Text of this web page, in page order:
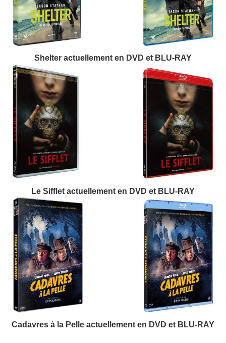
Shelter actuellement en DVD et BLU-RAY
Le Sifflet actuellement en DVD et BLU-RAY
Cadavres à la Pelle actuellement en DVD et BLU-RAY